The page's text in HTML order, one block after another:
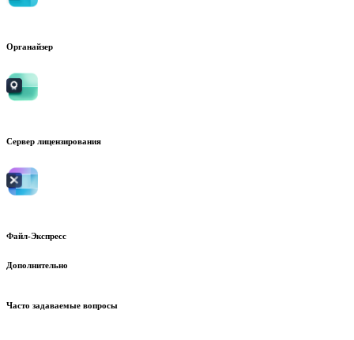
Органайзер
Сервер лицензирования
Файл-Экспресс
Дополнительно
Часто задаваемые вопросы